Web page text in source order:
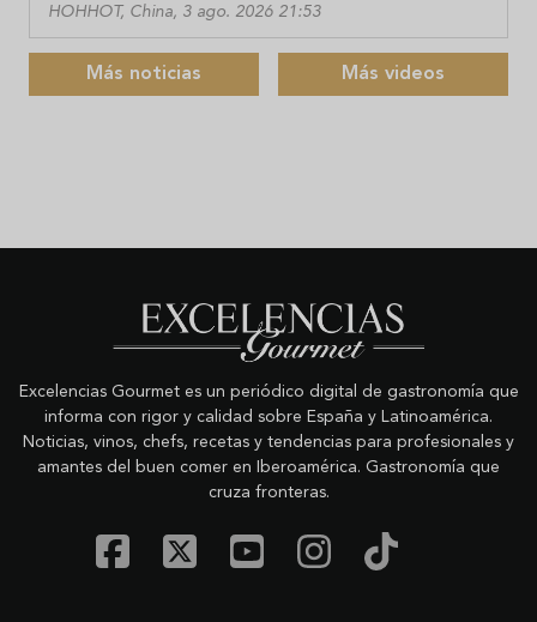
HOHHOT, China, 3 ago. 2026 21:53
Más noticias Más videos
Excelencias Gourmet es un periódico digital de gastronomía que
informa con rigor y calidad sobre España y Latinoamérica.
Noticias, vinos, chefs, recetas y tendencias para profesionales y
amantes del buen comer en Iberoamérica. Gastronomía que
cruza fronteras.